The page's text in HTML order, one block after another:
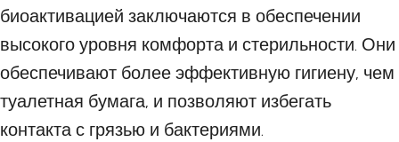
биоактивацией заключаются в обеспечении
высокого уровня комфорта и стерильности. Они
обеспечивают более эффективную гигиену, чем
туалетная бумага, и позволяют избегать
контакта с грязью и бактериями.